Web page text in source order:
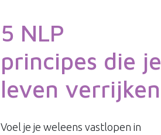
5 NLP
principes die je
leven verrijken
Voel je je weleens vastlopen in